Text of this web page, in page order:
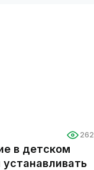
262
в детском